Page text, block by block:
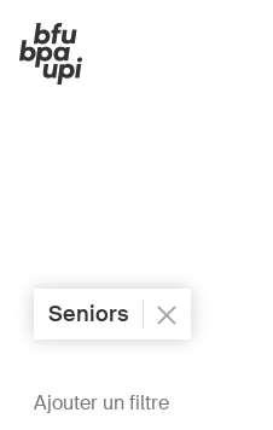
Bâtiments et installations
Seniors
Ajouter un filtre